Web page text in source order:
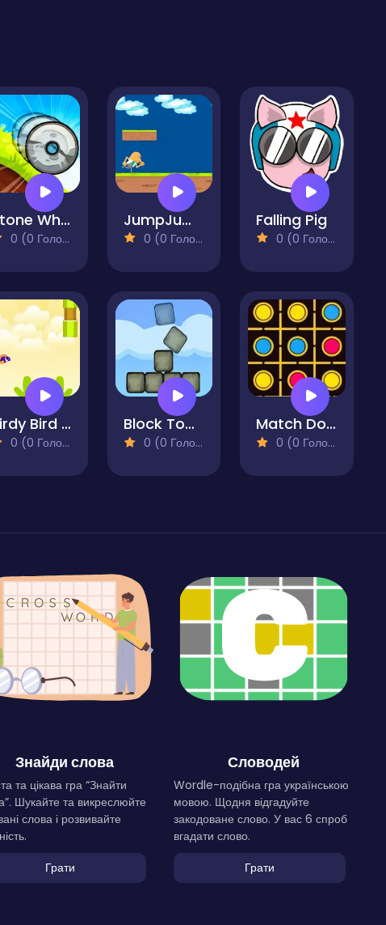
Stone Wheel
0 (0 Голосів)
JumpJump
0 (0 Голосів)
Falling Pig
0 (0 Голосів)
Birdy Bird Floppy
0 (0 Голосів)
Block Tower
0 (0 Голосів)
Match Dots
0 (0 Голосів)
Знайди слова
та цікава гра “Знайти
Шукайте та викреслюйте
слова і розвивайте
Грати
Словодей
Wordle-подібна гра українською
мовою. Щодня відгадуйте
закодоване слово. У вас 6 спроб
вгадати слово.
Грати